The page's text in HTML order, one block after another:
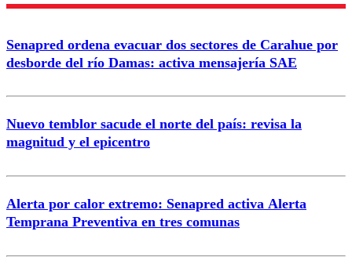
Correo
Senapred ordena evacuar dos sectores de Carahue por
desborde del río Damas: activa mensajería SAE
Nuevo temblor sacude el norte del país: revisa la
magnitud y el epicentro
Alerta por calor extremo: Senapred activa Alerta
Temprana Preventiva en tres comunas